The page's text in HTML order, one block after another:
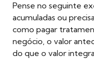
Pense no seguinte
acumuladas ou
como pagar
negócio, o valor
do que o valor